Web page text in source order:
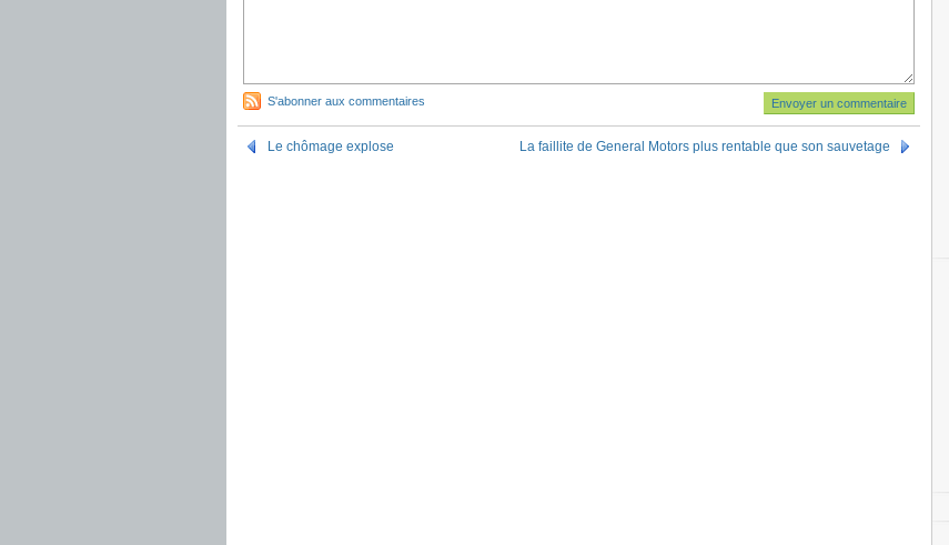
S'abonner aux commentaires
Le chômage explose La faillite de General Motors plus rentable que son sauvetage